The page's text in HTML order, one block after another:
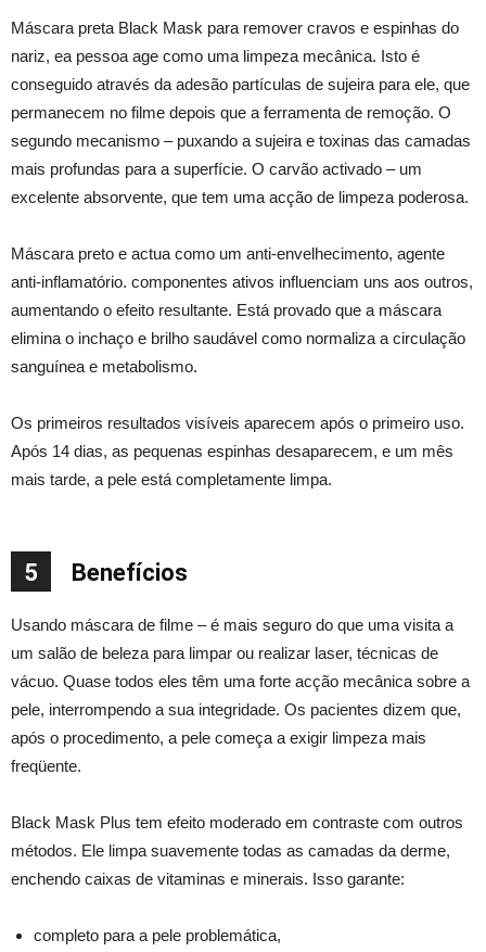
Máscara preta Black Mask para remover cravos e espinhas do
nariz, ea pessoa age como uma limpeza mecânica. Isto é
conseguido através da adesão partículas de sujeira para ele, que
permanecem no filme depois que a ferramenta de remoção. O
segundo mecanismo – puxando a sujeira e toxinas das camadas
mais profundas para a superfície. O carvão activado – um
excelente absorvente, que tem uma acção de limpeza poderosa.
Máscara preto e actua como um anti-envelhecimento, agente
anti-inflamatório. componentes ativos influenciam uns aos outros,
aumentando o efeito resultante. Está provado que a máscara
elimina o inchaço e brilho saudável como normaliza a circulação
sanguínea e metabolismo.
Os primeiros resultados visíveis aparecem após o primeiro uso.
Após 14 dias, as pequenas espinhas desaparecem, e um mês
mais tarde, a pele está completamente limpa.
5 Benefícios
Usando máscara de filme – é mais seguro do que uma visita a
um salão de beleza para limpar ou realizar laser, técnicas de
vácuo. Quase todos eles têm uma forte acção mecânica sobre a
pele, interrompendo a sua integridade. Os pacientes dizem que,
após o procedimento, a pele começa a exigir limpeza mais
freqüente.
Black Mask Plus tem efeito moderado em contraste com outros
métodos. Ele limpa suavemente todas as camadas da derme,
enchendo caixas de vitaminas e minerais. Isso garante:
completo para a pele problemática,